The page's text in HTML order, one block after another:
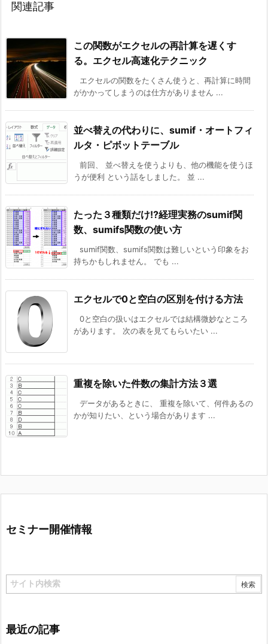
関連記事
この関数がエクセルの再計算を遅くす
る。エクセル高速化テクニック
エクセルの関数をたくさん使うと、再計算に時間
がかかってしまうのは仕方がありません ...
並べ替えの代わりに、sumif・オートフィ
ルタ・ピボットテーブル
前回、 並べ替えを使うよりも、他の機能を使うほ
うが便利 という話をしました。 並 ...
たった３種類だけ!?経理実務のsumif関
数、sumifs関数の使い方
sumif関数、sumifs関数は難しいという印象をお
持ちかもしれません。 でも ...
エクセルで0と空白の区別を付ける方法
0と空白の扱いはエクセルでは結構微妙なところ
があります。 次の表を見てもらいたい ...
重複を除いた件数の集計方法３選
データがあるときに、 重複を除いて、何件あるの
かが知りたい、という場合があります ...
セミナー開催情報
最近の記事